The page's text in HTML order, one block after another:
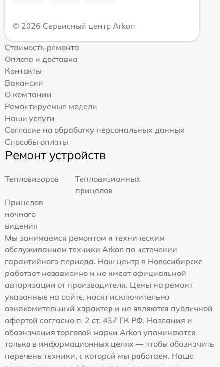
© 2026 Сервисный центр Arkon
Стоимость ремонта
Оплата и доставка
Контакты
Вакансии
О компании
Ремонтируемые модели
Наши услуги
Согласие на обработку персональных данных
Способы оплаты
Ремонт устройств
Тепловизоров
Тепловизионных
прицелов
Прицелов
ночного
видения
Мы занимаемся ремонтом и техническим
обслуживанием техники Arkon по истечении
гарантийного периода. Наш центр в Новосибирске
работает независимо и не имеет официальной
авторизации от производителя. Цены на ремонт,
указанные на сайте, носят исключительно
ознакомительный характер и не являются публичной
офертой согласно п. 2 ст. 437 ГК РФ. Названия и
обозначения торговой марки Arkon упоминаются
только в информационных целях — чтобы обозначить
перечень техники, с которой мы работаем. Наша